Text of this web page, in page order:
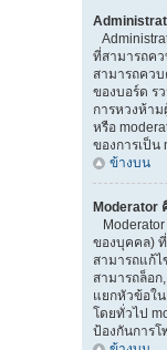
ที่สามารถค
สามารถคว
ของบอร์ด ร
การหวงห้าม
หรือ
ของการเป็น
ข้างบน
Moderator
ของบุคคล)
สามารถแก้
สามารถล็อก
แยกหัวข้อใ
โดยทั่วไป
ป้องกันการ